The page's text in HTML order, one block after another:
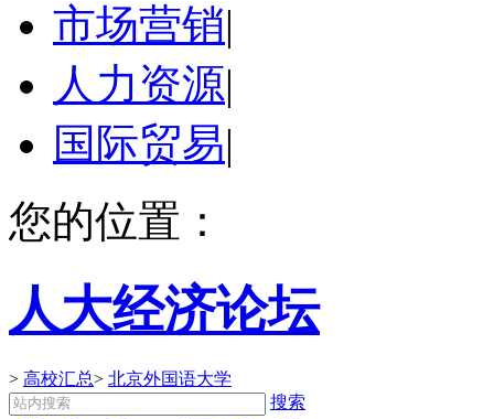
市场营销|
人力资源|
国际贸易|
您的位置：
人大经济论坛
> 高校汇总> 北京外国语大学
搜索